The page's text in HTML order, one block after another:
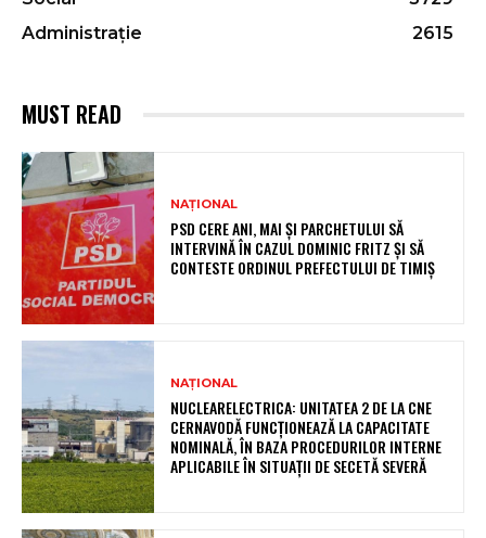
Administrație
2615
MUST READ
NAȚIONAL
PSD CERE ANI, MAI ȘI PARCHETULUI SĂ
INTERVINĂ ÎN CAZUL DOMINIC FRITZ ȘI SĂ
CONTESTE ORDINUL PREFECTULUI DE TIMIȘ
NAȚIONAL
NUCLEARELECTRICA: UNITATEA 2 DE LA CNE
CERNAVODĂ FUNCȚIONEAZĂ LA CAPACITATE
NOMINALĂ, ÎN BAZA PROCEDURILOR INTERNE
APLICABILE ÎN SITUAȚII DE SECETĂ SEVERĂ